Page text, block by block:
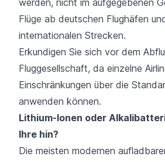
Flüge ab deutschen Flughäfen
internationalen Strecken.
Erkundigen Sie sich vor dem
Fluggesellschaft, da einzelne
Einschränkungen über die
anwenden können.
Lithium-Ionen oder
Ihre hin?
Die meisten modernen